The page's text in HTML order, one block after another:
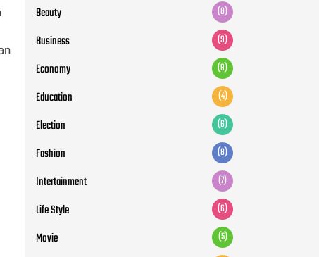
Beauty (8)
Business (9)
Economy (9)
Education (4)
Election (6)
Fashion (8)
Intertainment (7)
Life Style (6)
Movie (5)